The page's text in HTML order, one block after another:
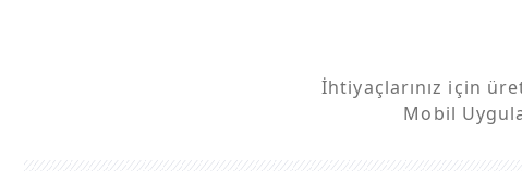
İhtiyaçlarınız için
Mobil